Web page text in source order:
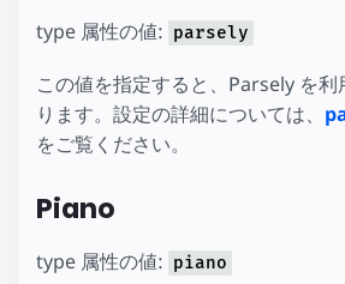
type 属性の値: parsely
この値を指定すると、Parsely を
ります。設定の詳細については、
をご覧ください。
Piano
type 属性の値: piano